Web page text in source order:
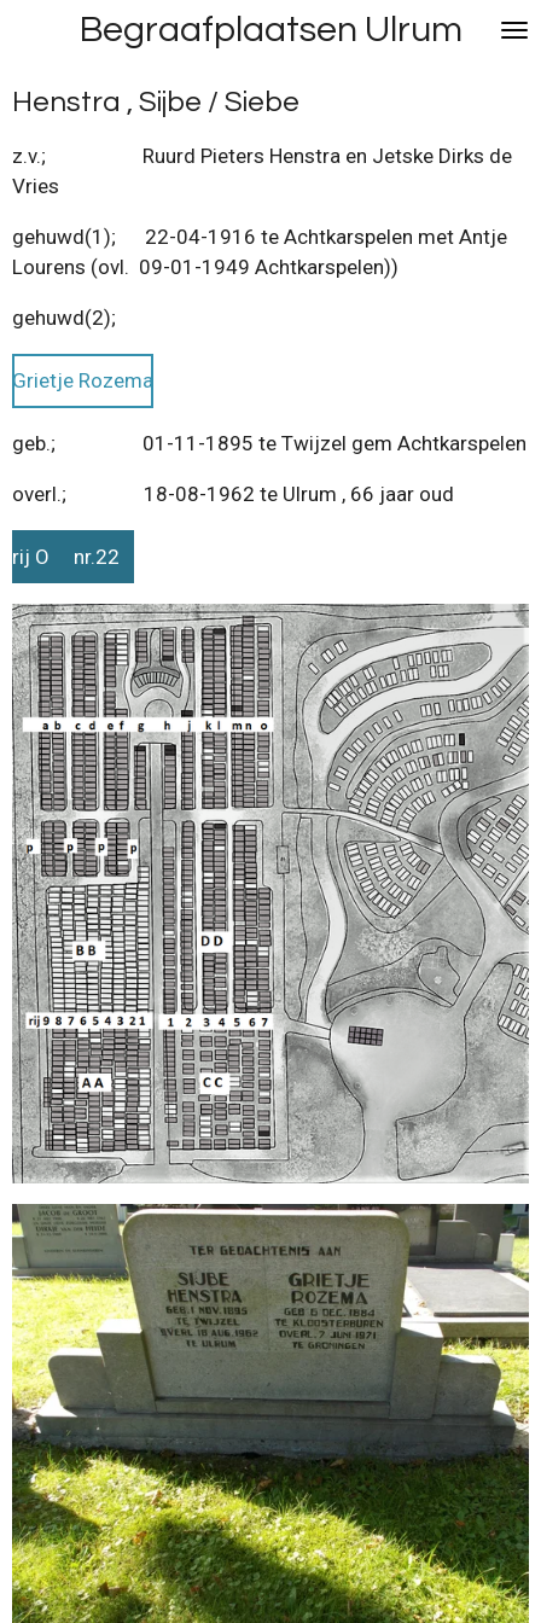
naar
de
hoofdinhoud
Begraafplaatsen Ulrum
Henstra , Sijbe / Siebe
z.v.; Ruurd Pieters Henstra en Jetske Dirks de
Vries
gehuwd(1); 22-04-1916 te Achtkarspelen met Antje
Lourens (ovl. 09-01-1949 Achtkarspelen))
gehuwd(2);
Grietje Rozema
geb.; 01-11-1895 te Twijzel gem Achtkarspelen
overl.; 18-08-1962 te Ulrum , 66 jaar oud
rij O nr.22